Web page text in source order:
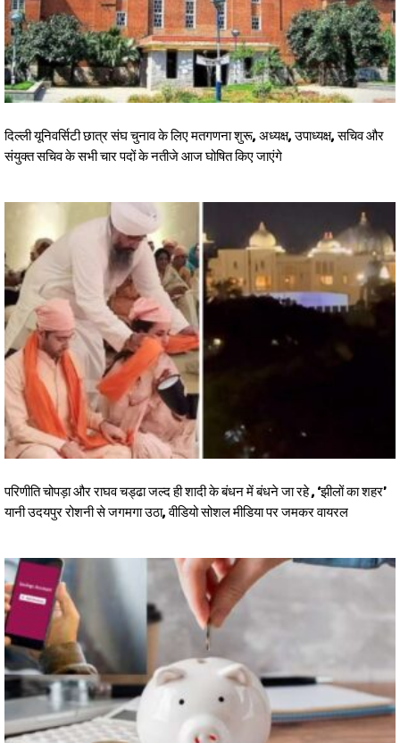
दिल्ली यूनिवर्सिटी छात्र संघ चुनाव के लिए मतगणना शुरू, अध्यक्ष, उपाध्यक्ष, सचिव और
संयुक्त सचिव के सभी चार पदों के नतीजे आज घोषित किए जाएंगे
परिणीति चोपड़ा और राघव चड्ढा जल्द ही शादी के बंधन में बंधने जा रहे , ‘झीलों का शहर’
यानी उदयपुर रोशनी से जगमगा उठा, वीडियो सोशल मीडिया पर जमकर वायरल